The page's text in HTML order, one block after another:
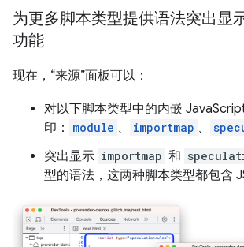
为更多脚本类型提供语法突出显
功能
现在，“来源”面板可以：
对以下脚本类型中的内嵌
印：
module 、 importmap 、
突出显示 importmap 和
型的语法，这两种脚本类型都包含